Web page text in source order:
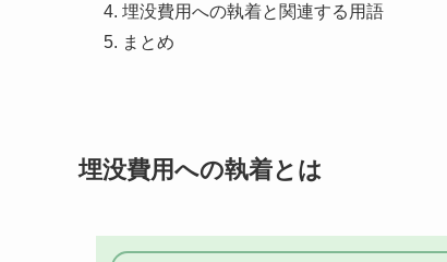
埋没費用への執着と関連する用語
まとめ
埋没費用への執着とは